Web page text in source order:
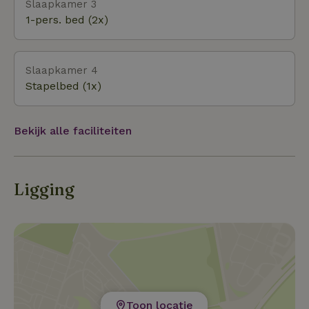
Slaapkamer 3
1-pers. bed (2x)
Slaapkamer 4
Stapelbed (1x)
Bekijk alle faciliteiten
Ligging
Toon locatie